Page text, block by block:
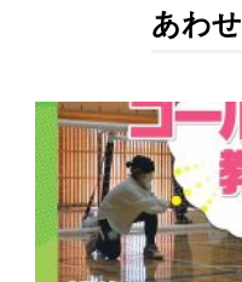
あわ